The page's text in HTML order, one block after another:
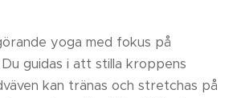
yoga med fokus på
guidas i att stilla kroppens
kan tränas och stretchas på